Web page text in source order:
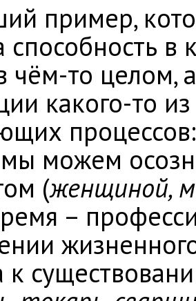
пример,
способность
чём-то целом,
какого-то
можем
(женщиной,
–
к